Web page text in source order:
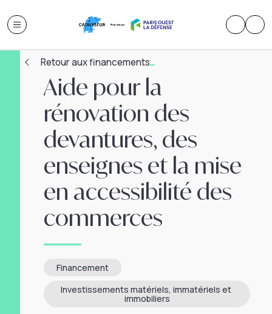
Retour aux financements
Aide pour la
rénovation des
devantures, des
enseignes et la mise
en accessibilité des
commerces
Financement
Investissements matériels, immatériels et
immobiliers